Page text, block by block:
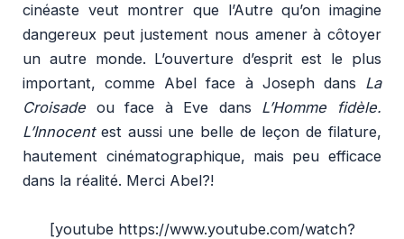
cinéaste veut montrer que l’Autre qu’on imagine
dangereux peut justement nous amener à côtoyer
un autre monde. L’ouverture d’esprit est le plus
important, comme Abel face à Joseph dans La
Croisade ou face à Eve dans L’Homme fidèle.
L’Innocentest aussi une belle de leçon de filature,
hautement cinématographique, mais peu efficace
dans la réalité. Merci Abel?!
[youtube https://www.youtube.com/watch?